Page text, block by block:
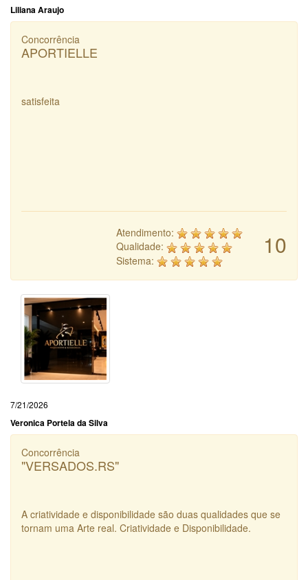
Liliana Araujo
Concorrência
APORTIELLE
satisfeita
10
Atendimento:
Qualidade:
Sistema:
7/21/2026
Veronica Portela da Silva
Concorrência
"VERSADOS.RS"
A criatividade e disponibilidade são duas qualidades que se
tornam uma Arte real. Criatividade e Disponibilidade.